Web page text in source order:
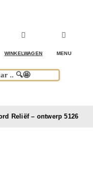
WINKELWAGEN MENU
Reliëf – ontwerp 5126